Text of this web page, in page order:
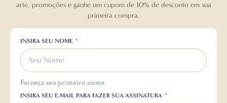
arte, promoções e ganhe um cupom de 10% de desconto em sua
primeira compra.
INSIRA SEU NOME
Forneça seu primeiro nome
INSIRA SEU E-MAIL PARA FAZER SUA ASSINATURA